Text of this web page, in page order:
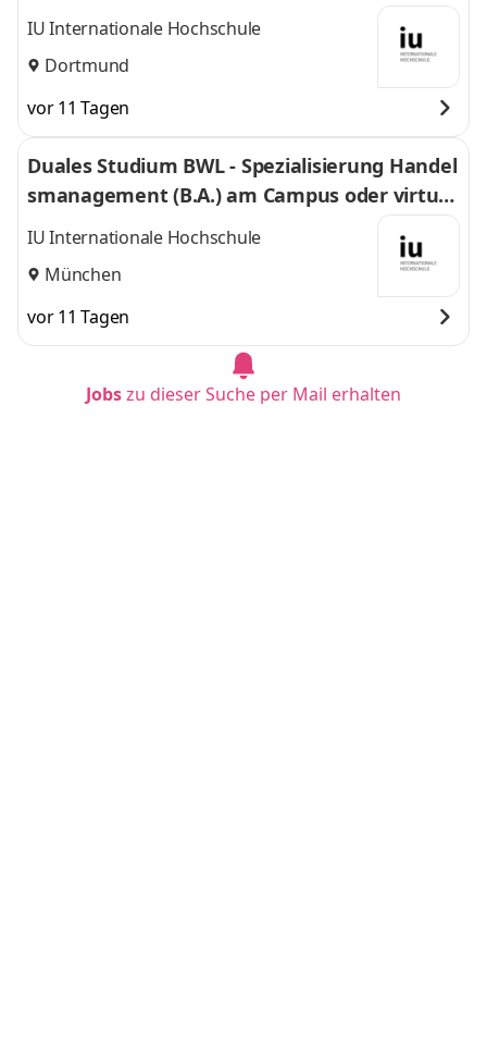
IU Internationale Hochschule
Dortmund
vor 11 Tagen
Duales Studium BWL - Spezialisierung Handel
smanagement (B.A.) am Campus oder virtuel
l
IU Internationale Hochschule
München
vor 11 Tagen
Jobszu dieser Suche per Mail erhalten